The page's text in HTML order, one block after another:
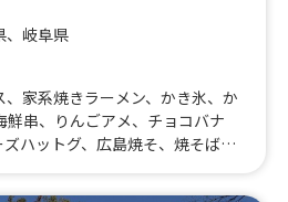
、 岐阜県
家系焼きラーメン、かき氷、か
鮮串、りんごアメ、チョコバナ
ハットグ、広島焼そ、焼そば、